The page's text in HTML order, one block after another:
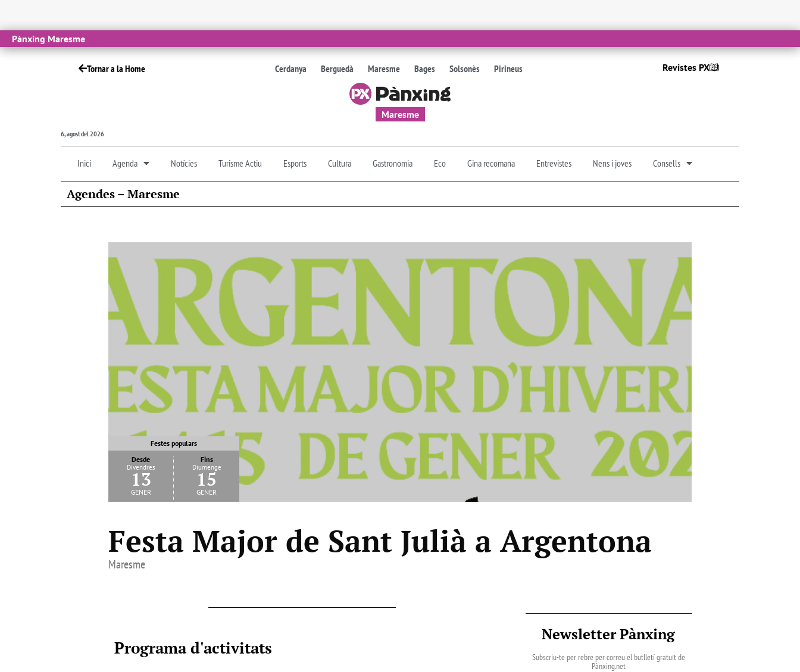
Pànxing Maresme
Tornar a la Home Cerdanya Berguedà Maresme Bages Solsonès Pirineus Revistes PX
Maresme
6, agost del 2026
Inici Agenda Notícies Turisme Actiu Esports Cultura Gastronomia Eco Gina recomana Entrevistes Nens i joves Consells
Agendes – Maresme
Festes populars
Desde
Divendres
13
gener
Fins
Diumenge
15
gener
Festa Major de Sant Julià a Argentona
Maresme
Programa d'activitats
Newsletter Pànxing
Subscriu-te per rebre per correu el butlletí gratuït de
Pànxing.net​